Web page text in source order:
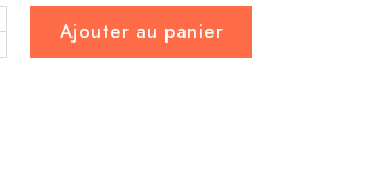
Ajouter au panier